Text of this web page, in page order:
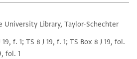
University Library, Taylor-Schechter
f. 1; TS 8 J 19, f. 1; TS Box 8 J 19, fol.
fol. 1